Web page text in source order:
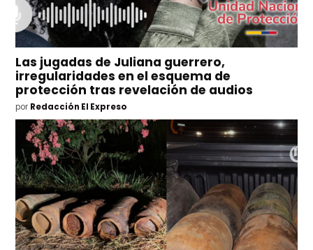
Las jugadas de Juliana guerrero,
irregularidades en el esquema de
protección tras revelación de audios
por Redacción El Expreso